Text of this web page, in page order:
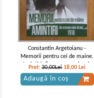
Constantin Argetoianu -
Memorii pentru cei de maine.
Amintiri din vremea celor de
ieri, 1918
Pret:30,00Lei 18,00 Lei
Adaugă în coș